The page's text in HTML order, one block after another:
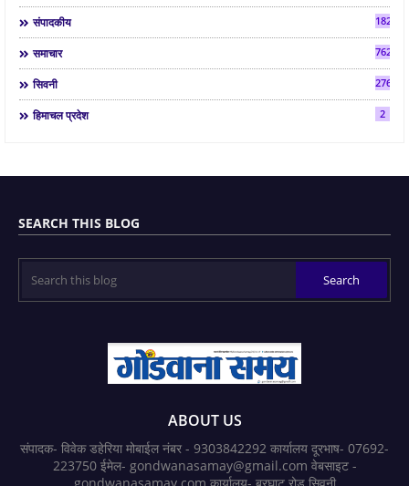
संपादकीय 182
समाचार 7624
सिवनी 2763
हिमाचल प्रदेश 2
SEARCH THIS BLOG
ABOUT US
संपादक- विवेक डहेरिया मोबाईल नंबर - 9303842292 कार्यालय दूरभाष- 07692-
223750 ईमेल- gondwanasamay@gmail.com वेबसाइट -